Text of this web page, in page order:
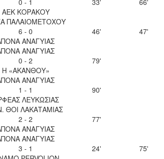
0 - 1
ΑΕΚ ΚΟΡΑΚΟΥ
33'
66'
ΠΑΛΑΙΟΜΕΤΟΧΟΥ
6 - 0
ΑΝΑΓΥΙΑΣ
46'
47'
ΑΝΑΓΥΙΑΣ
0 - 2
Η «ΑΚΑΝΘΟΥ»
79'
ΑΝΑΓΥΙΑΣ
1 - 1
ΛΕΥΚΩΣΙΑΣ
90'
ΘΟΙ ΛΑΚΑΤΑΜΙΑΣ
2 - 2
ΑΝΑΓΥΙΑΣ
77'
ΑΝΑΓΥΙΑΣ
3 - 1
24' 75'